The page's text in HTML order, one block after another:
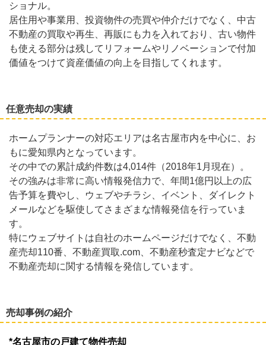
ショナル。
居住用や事業用、投資物件の売買や仲介だけでなく、中古
不動産の買取や再生、再販にも力を入れており、古い物件
も使える部分は残してリフォームやリノベーションで付加
価値をつけて資産価値の向上を目指してくれます。
任意売却の実績
ホームプランナーの対応エリアは名古屋市内を中心に、お
もに愛知県内となっています。
その中での累計成約件数は4,014件（2018年1月現在）。
その強みは非常に高い情報発信力で、年間1億円以上の広
告予算を費やし、ウェブやチラシ、イベント、ダイレクト
メールなどを駆使してさまざまな情報発信を行っていま
す。
特にウェブサイトは自社のホームページだけでなく、不動
産売却110番、不動産買取.com、不動産秒査定ナビなどで
不動産売却に関する情報を発信しています。
売却事例の紹介
*名古屋市の戸建て物件売却